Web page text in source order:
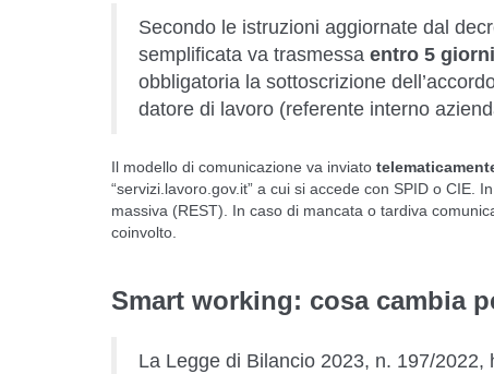
Secondo le istruzioni aggiornate dal
semplificata va trasmessa entro 5 giorni
obbligatoria la sottoscrizione
datore di lavoro (referente interno
Il modello di comunicazione va inviato
“servizi.lavoro.gov.it” a cui si accede con SPID o CIE.
massiva (REST). In caso di mancata o tardiva
coinvolto.
Smart working: cosa cambia
La Legge di Bilancio 2023, n. 197/